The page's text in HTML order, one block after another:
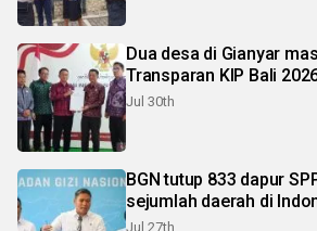
Dua desa di Gianyar
Transparan KIP Bali
Jul 30th
BGN tutup 833 dapur
sejumlah daerah di
Jul 27th